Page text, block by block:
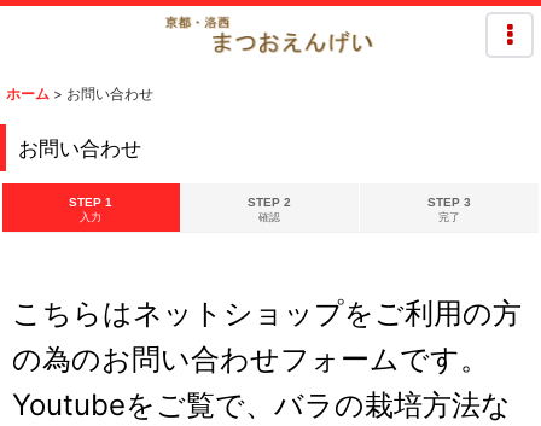
ホーム > お問い合わせ
お問い合わせ
STEP 1
入力
STEP 2
確認
STEP 3
完了
こちらはネットショップをご利用の方
の為のお問い合わせフォームです。
Youtubeをご覧で、バラの栽培方法な